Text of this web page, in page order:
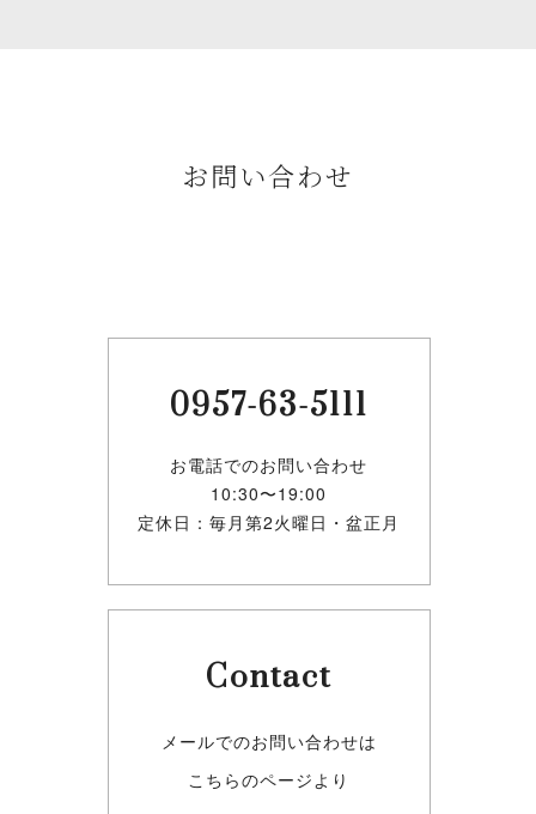
お問い合わせ
0957-63-5111
お電話でのお問い合わせ
10:30〜19:00
定休日：毎月第2火曜日・盆正月
Contact
メールでのお問い合わせは
こちらのページより